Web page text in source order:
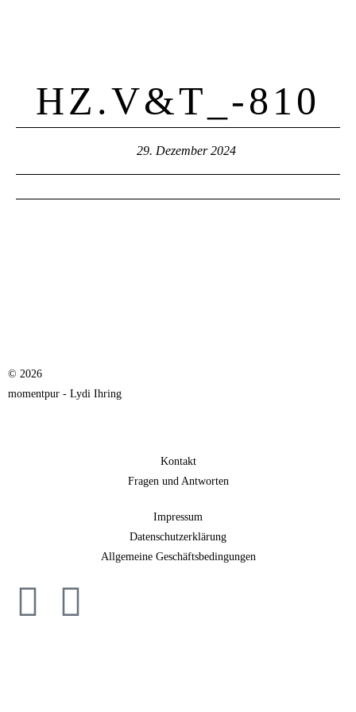
HZ.V&T_-810
29. Dezember 2024
© 2026
momentpur - Lydi Ihring
Kontakt
Fragen und Antworten
Impressum
Datenschutzerklärung
Allgemeine Geschäftsbedingungen